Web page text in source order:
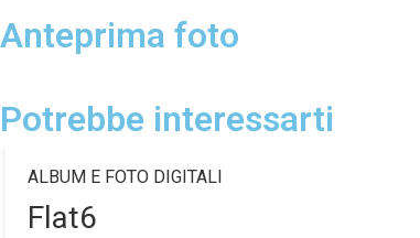
Anteprima foto
Potrebbe interessarti
ALBUM E FOTO DIGITALI
Flat6